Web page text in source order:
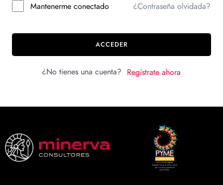
Mantenerme conectado ¿Contraseña olvidada?
ACCEDER
¿No tienes una cuenta? Regístrate ahora